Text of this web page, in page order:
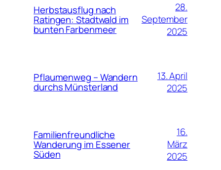
Herbstausflug nach
Ratingen: Stadtwald im
bunten Farbenmeer
28.
September
2025
Pflaumenweg – Wandern
durchs Münsterland
13. April
2025
Familienfreundliche
Wanderung im Essener
Süden
16.
März
2025